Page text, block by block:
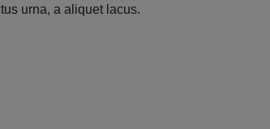
urna, a aliquet lacus.